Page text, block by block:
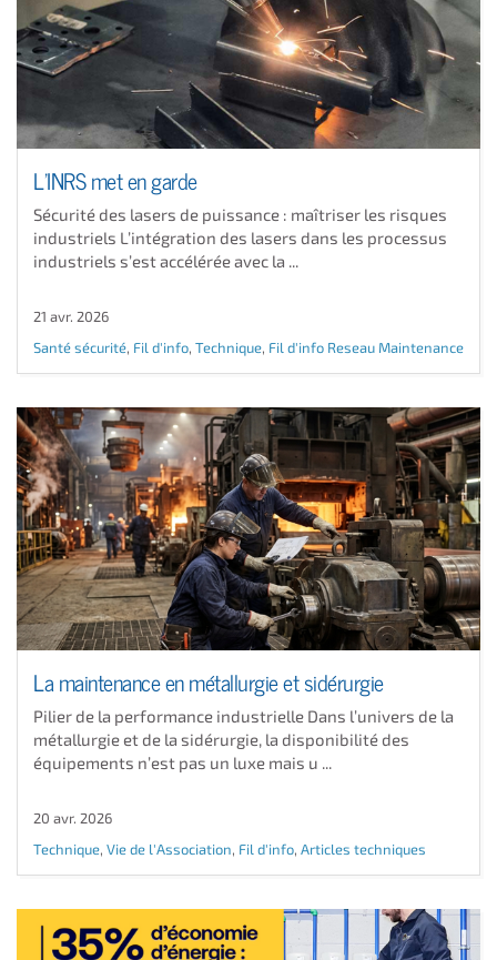
L’INRS met en garde
Sécurité des lasers de puissance : maîtriser les risques
industriels L’intégration des lasers dans les processus
industriels s’est accélérée avec la ...
21 avr. 2026
Santé sécurité, Fil d'info, Technique, Fil d'info Reseau Maintenance
La maintenance en métallurgie et sidérurgie
Pilier de la performance industrielle Dans l’univers de la
métallurgie et de la sidérurgie, la disponibilité des
équipements n’est pas un luxe mais u ...
20 avr. 2026
Technique, Vie de l'Association, Fil d'info, Articles techniques